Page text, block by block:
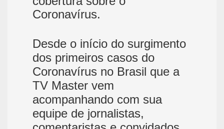
Coronavírus.
Desde o início do surgimento
dos primeiros casos do
Coronavírus no Brasil que a
TV Master vem
acompanhando com sua
equipe de jornalistas,